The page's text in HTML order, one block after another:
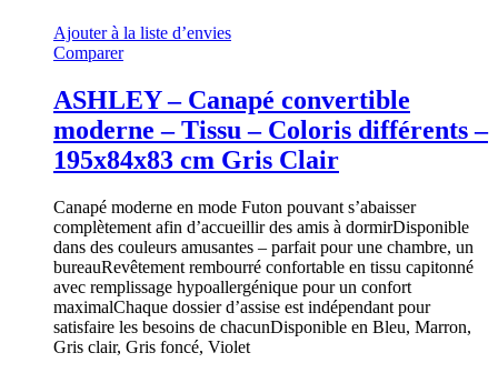
Ajouter à la liste d’envies
Comparer
ASHLEY – Canapé convertible
moderne – Tissu – Coloris différents –
195x84x83 cm Gris Clair
Canapé moderne en mode Futon pouvant s’abaisser
complètement afin d’accueillir des amis à dormirDisponible
dans des couleurs amusantes – parfait pour une chambre, un
bureauRevêtement rembourré confortable en tissu capitonné
avec remplissage hypoallergénique pour un confort
maximalChaque dossier d’assise est indépendant pour
satisfaire les besoins de chacunDisponible en Bleu, Marron,
Gris clair, Gris foncé, Violet